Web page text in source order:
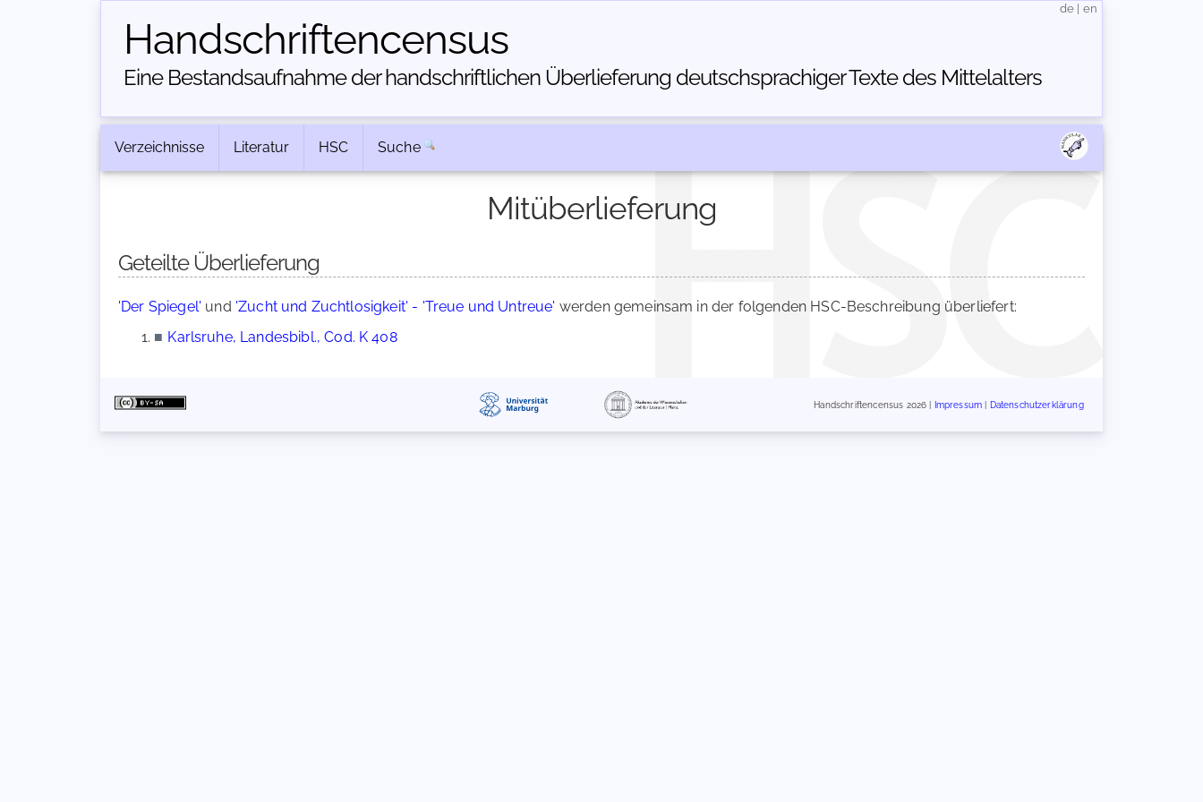
Handschriften­census
Eine Bestandsaufnahme der handschriftlichen Über­lieferung deutschsprachiger Texte des Mittelalters
de en
Verzeichnisse Literatur HSC Suche
Mitüberlieferung
Geteilte Überlieferung
'Der Spiegel' und 'Zucht und Zuchtlosigkeit' - 'Treue und Untreue' werden gemeinsam in der folgenden HSC-Beschreibung überliefert:
■ Karlsruhe, Landesbibl., Cod. K 408
Handschriftencensus 2026 | Impressum Datenschutzerklärung